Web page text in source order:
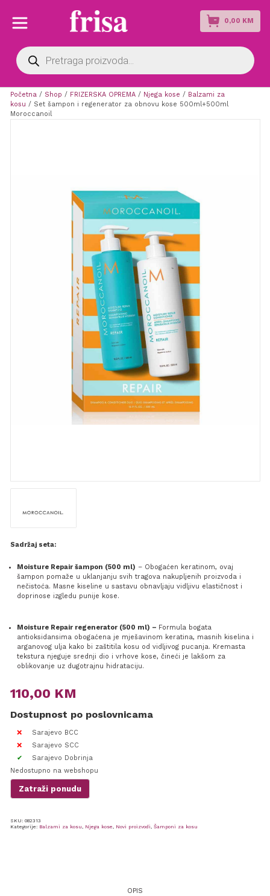
0,00 KM
Products
search
Početna / Shop / FRIZERSKA OPREMA/ Njega kose / Balzami za
kosu / Set šampon i regenerator za obnovu kose 500ml+500ml
Moroccanoil
Sadržaj seta:
Moisture Repair šampon (500 ml) – Obogaćen keratinom, ovaj
šampon pomaže u uklanjanju svih tragova nakupljenih proizvoda i
nečistoća. Masne kiseline u sastavu obnavljaju vidljivu elastičnost i
doprinose izgledu punije kose.
Moisture Repair regenerator (500 ml) – Formula bogata
antioksidansima obogaćena je mješavinom keratina, masnih kiselina i
arganovog ulja kako bi zaštitila kosu od vidljivog pucanja. Kremasta
tekstura njeguje srednji dio i vrhove kose, čineći je lakšom za
oblikovanje uz dugotrajnu hidrataciju.
110,00 KM
Dostupnost po poslovnicama
Sarajevo BCC
Sarajevo SCC
Sarajevo Dobrinja
Nedostupno na webshopu
Zatraži ponudu
SKU: 082313
Kategorije: Balzami za kosu, Njega kose, Novi proizvodi, Šamponi za kosu
OPIS